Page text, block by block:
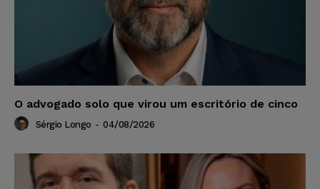
O advogado solo que virou um escritório de cinco
Sérgio Longo - 04/08/2026